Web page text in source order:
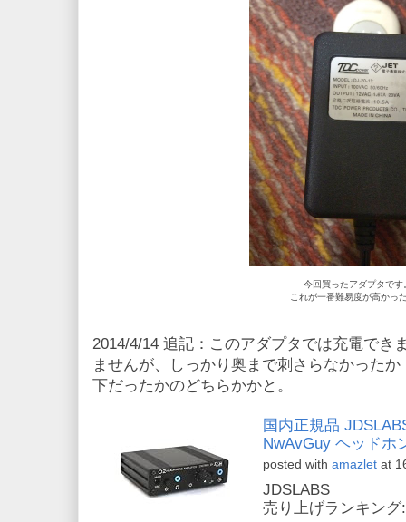
今回買ったアダプタです
これが一番難易度が高かっ
2014/4/14 追記：このアダプタでは充電でき
ませんが、しっかり奥まで刺さらなかった
下だったかのどちらかかと。
国内正規品
NwAvGuy ヘッドホ
posted with amazlet at
JDSLABS
売り上げランキング